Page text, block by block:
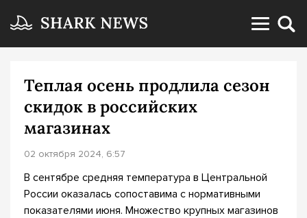
Теплая осень продлила сезон
скидок в российских
магазинах
02 октября 2024, 6:57
В сентябре средняя температура в Центральной
России оказалась сопоставима с нормативными
показателями июня. Множество крупных магазинов